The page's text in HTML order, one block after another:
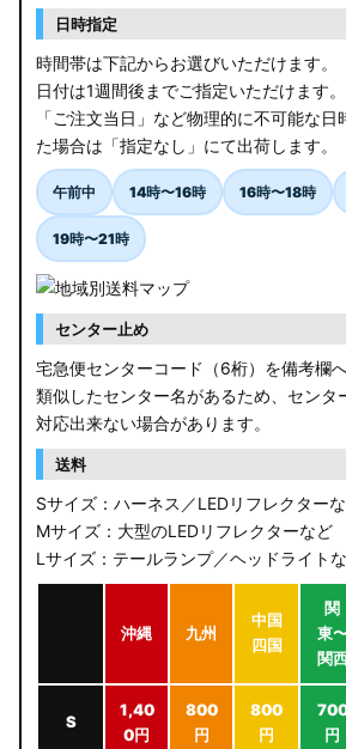
日時指定
時間帯は下記からお選びいただけます。
日付は1週間後までご指定いただけます。
「ご注文当日」など物理的に不可能な
た場合は「指定なし」にて出荷します。
午前中 14時〜16時 16時〜18時
19時〜21時
センター止め
宅急便センターコード（6桁）を備考欄
類似したセンター名があるため、センタ
対応出来ない場合があります。
送料
Sサイズ：ハーネス／LEDリフレクター
Mサイズ：大型のLEDリフレクターなど
Lサイズ：テールランプ／ヘッドライト
沖縄 九州
中国
四国
関
東
関
S
1,40
0円
800
円
800
円
円